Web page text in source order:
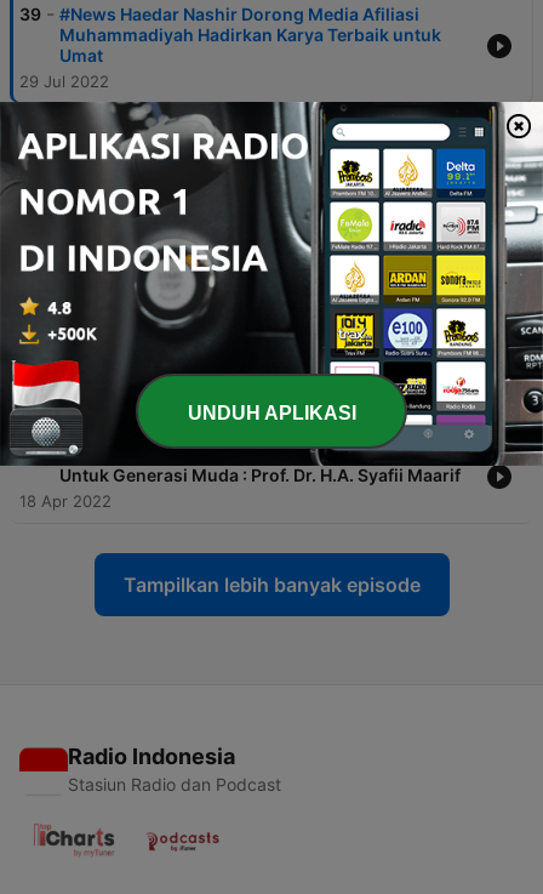
39 - #News Haedar Nashir Dorong Media Afiliasi
Muhammadiyah Hadirkan Karya Terbaik untuk
Umat
29 Jul 2022
38 - Pancasila dan Muhammadiyah - Memperingati
Hari Besar Nasional 1 Juni 2022
01 Jun 2022
KASUR EP. 12 Bagaimana Cara Muhammadiyah
Berpolitik (sesi tanya jawab): Prof. Dr. H.A. Syafii
Maarif
36 - KASUR EP. 11 Berpolitik Tanpa Merubah Jati Diri
MUhammadiyah : Prof. H. Muhammad Amien Rais,
M.A., Ph.D.
21 Apr 2022
35 - KASUR EP. 10 Pentingnya Belajar Bahasa Asing
Untuk Generasi Muda : Prof. Dr. H.A. Syafii Maarif
18 Apr 2022
Tampilkan lebih banyak episode
Radio Indonesia
Stasiun Radio dan Podcast
UNDUH APLIKASI